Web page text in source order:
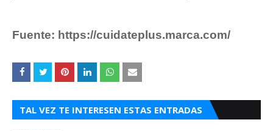
Fuente: https://cuidateplus.marca.com/
TAL VEZ TE INTERESEN ESTAS ENTRADAS